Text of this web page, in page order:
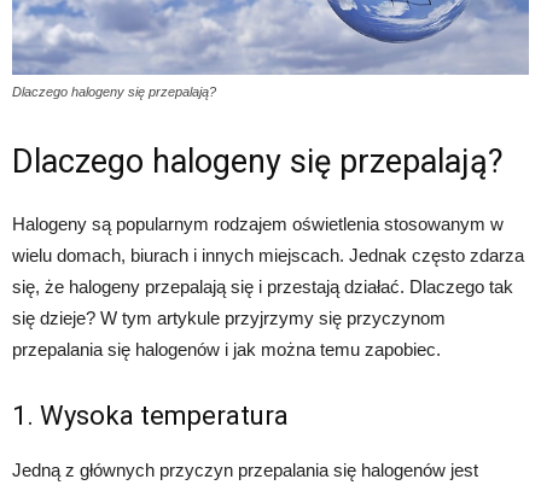
Dlaczego halogeny się przepalają?
Dlaczego halogeny się przepalają?
Halogeny są popularnym rodzajem oświetlenia stosowanym w
wielu domach, biurach i innych miejscach. Jednak często zdarza
się, że halogeny przepalają się i przestają działać. Dlaczego tak
się dzieje? W tym artykule przyjrzymy się przyczynom
przepalania się halogenów i jak można temu zapobiec.
1. Wysoka temperatura
Jedną z głównych przyczyn przepalania się halogenów jest